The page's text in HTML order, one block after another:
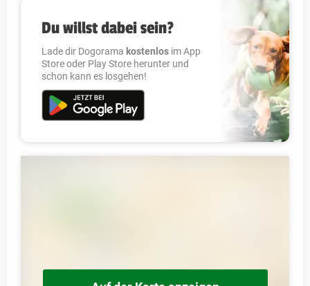
Du willst dabei sein?
Lade dir Dogorama kostenlos im App
Store oder Play Store herunter und
schon kann es losgehen!